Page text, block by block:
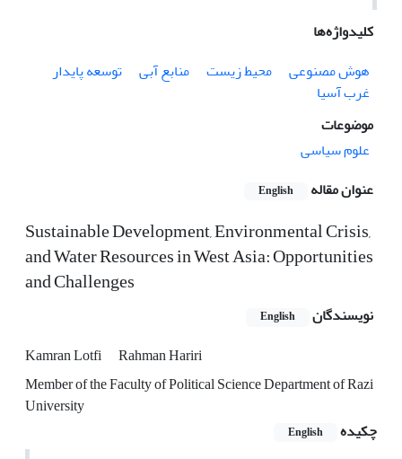
کلیدواژه‌ها
هوش مصنوعی
محیط زیست منابع آبی
توسعه پایدار
غرب آسیا
موضوعات
علوم سیاسی
عنوان مقاله
English
Sustainable Development, Environmental Crisis,
and Water Resources in West Asia: Opportunities
and Challenges
نویسندگان English
Kamran Lotfi
Rahman Hariri
Member of the Faculty of Political Science Department of Razi
University
چکیده
English